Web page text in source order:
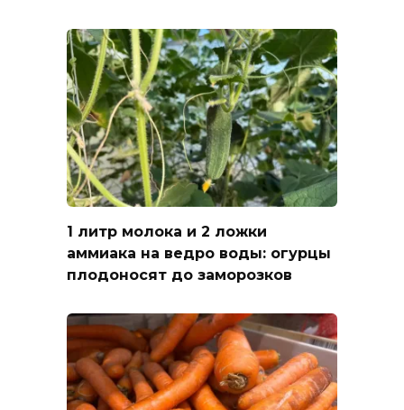
1 литр молока и 2 ложки
аммиака на ведро воды: огурцы
плодоносят до заморозков